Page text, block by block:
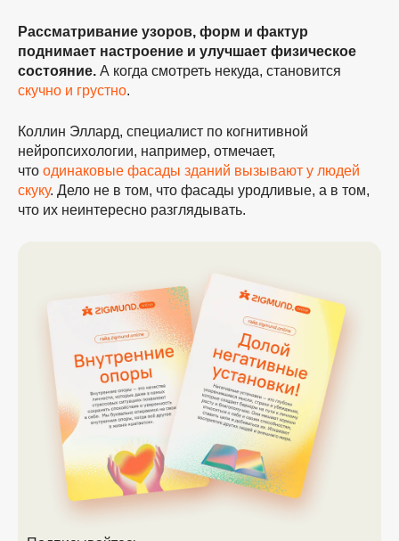
Рассматривание узоров, форм и фактур
поднимает настроение и улучшает физическое
состояние. А когда смотреть некуда, становится
скучно и грустно.
Коллин Эллард, специалист по когнитивной
нейропсихологии, например, отмечает,
что одинаковые фасады зданий вызывают у людей
скуку. Дело не в том, что фасады уродливые, а в том,
что их неинтересно разглядывать.